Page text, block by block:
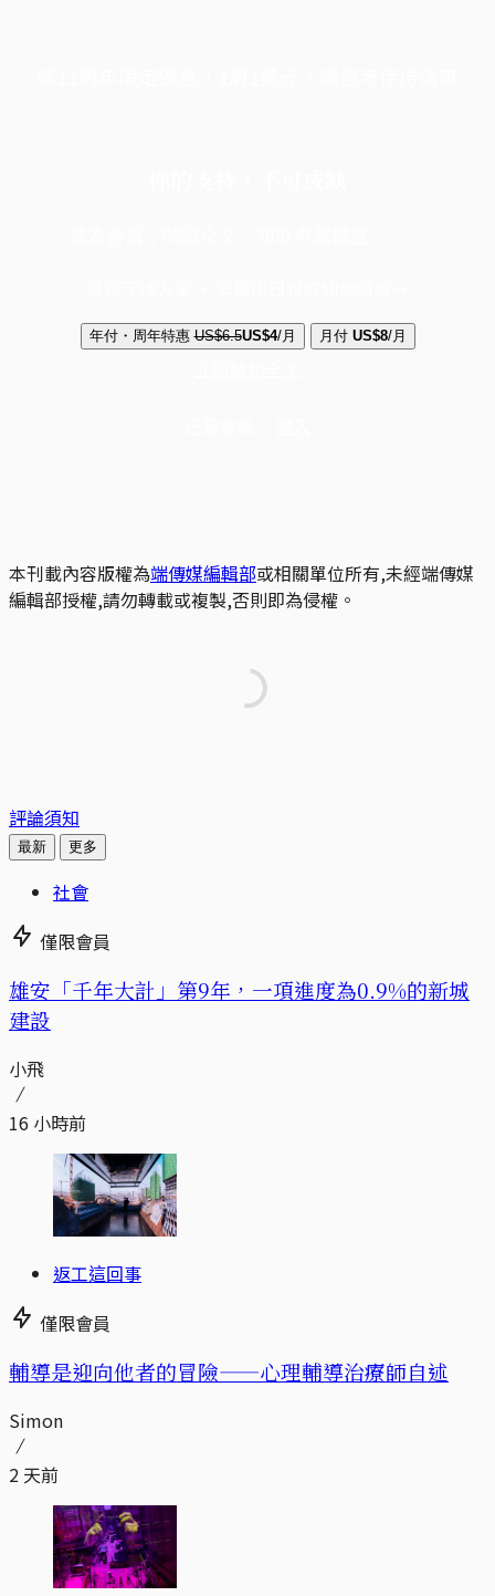
年付・周年特惠 US$6.5US$4/月 月付 US$8/月
本刊載內容版權為端傳媒編輯部或相關單位所有,未經端傳媒
編輯部授權,請勿轉載或複製,否則即為侵權。
評論須知
最新 更多
社會
僅限會員
​​雄安「千年大計」第9年，一項進度為0.9%的新城
建設
小飛
16 小時前
返工這回事
僅限會員
輔導是迎向他者的冒險——心理輔導治療師自述
Simon
2 天前